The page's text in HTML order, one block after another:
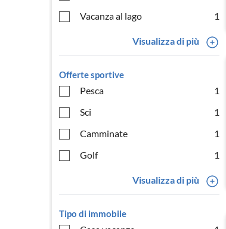
Vacanza al lago
1
Visualizza di più
Offerte sportive
Pesca
1
Sci
1
Camminate
1
Golf
1
Visualizza di più
Tipo di immobile